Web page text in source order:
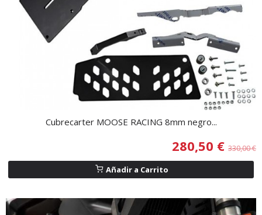
Cubrecarter MOOSE RACING 8mm negro...
280,50 € 330,00 €
Añadir a Carrito